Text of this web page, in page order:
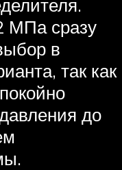
МПа сразу
в
так как
до